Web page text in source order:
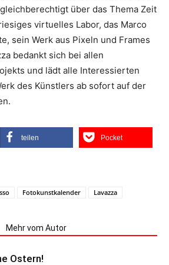
über das Thema Zeit
virtuelles Labor, das Marco
sein Werk aus Pixeln und Frames
bedankt sich bei allen
und lädt alle Interessierten
des Künstlers ab sofort auf der
teilen Pocket
Fotokunstkalender Lavazza
Mehr vom Autor
Ostern!